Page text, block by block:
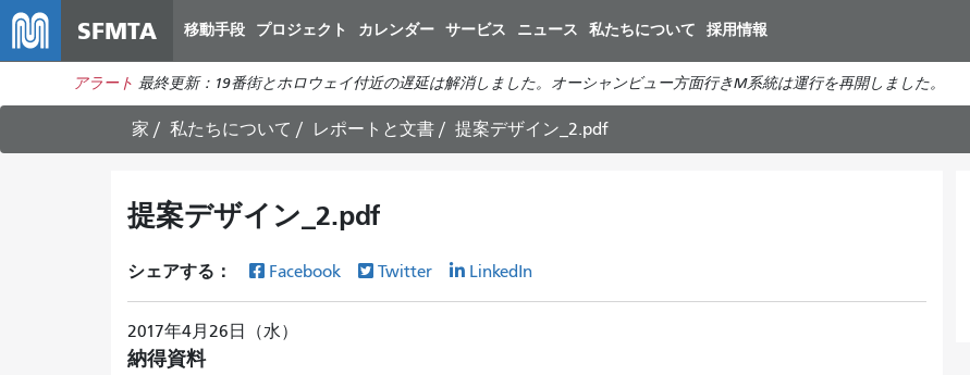
イ
ン
コ
SFMTA 移動手段 プロジェクト カレンダー サービス ニュース 私たちについて 採用情報
アラート 最終更新：19番街とホロウェイ付近の遅延は解消しました。オーシャンビュー方面行きM系統は運行を再開しました。
家 私たちについて レポートと文書 提案デザイン_2.pdf
提案デザイン_2.pdf
シェアする： Facebook Twitter LinkedIn
2017年4月26日（水）
納得資料